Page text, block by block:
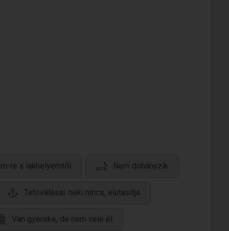
re a lakhelyemtől Nem dohányzik
Tetoválásai: neki nincs, elutasítja
Van gyereke, de nem vele él